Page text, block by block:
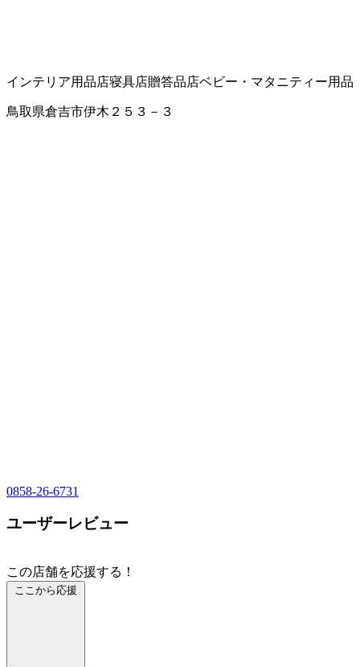
インテリア用品店寝具店贈答品店ベビー・マタニティー用品
鳥取県倉吉市伊木２５３－３
0858-26-6731
ユーザーレビュー
この店舗を応援する！
ここから応援